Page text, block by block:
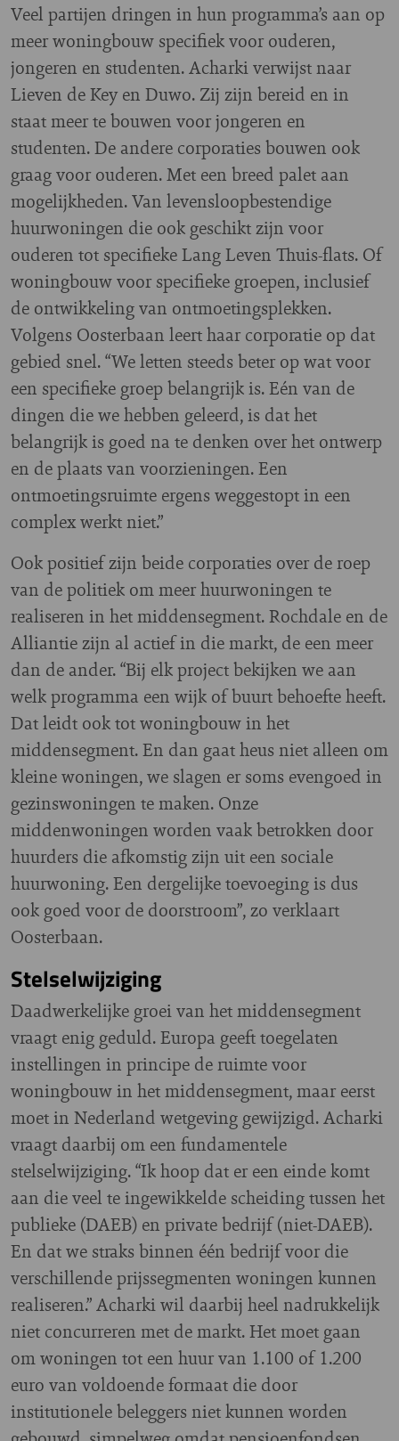
Veel partijen dringen in hun programma’s aan op
meer woningbouw specifiek voor ouderen,
jongeren en studenten. Acharki verwijst naar
Lieven de Key en Duwo. Zij zijn bereid en in
staat meer te bouwen voor jongeren en
studenten. De andere corporaties bouwen ook
graag voor ouderen. Met een breed palet aan
mogelijkheden. Van levensloopbestendige
huurwoningen die ook geschikt zijn voor
ouderen tot specifieke Lang Leven Thuis-flats. Of
woningbouw voor specifieke groepen, inclusief
de ontwikkeling van ontmoetingsplekken.
Volgens Oosterbaan leert haar corporatie op dat
gebied snel. “We letten steeds beter op wat voor
een specifieke groep belangrijk is. Eén van de
dingen die we hebben geleerd, is dat het
belangrijk is goed na te denken over het ontwerp
en de plaats van voorzieningen. Een
ontmoetingsruimte ergens weggestopt in een
complex werkt niet.”
Ook positief zijn beide corporaties over de roep
van de politiek om meer huurwoningen te
realiseren in het middensegment. Rochdale en de
Alliantie zijn al actief in die markt, de een meer
dan de ander. “Bij elk project bekijken we aan
welk programma een wijk of buurt behoefte heeft.
Dat leidt ook tot woningbouw in het
middensegment. En dan gaat heus niet alleen om
kleine woningen, we slagen er soms evengoed in
gezinswoningen te maken. Onze
middenwoningen worden vaak betrokken door
huurders die afkomstig zijn uit een sociale
huurwoning. Een dergelijke toevoeging is dus
ook goed voor de doorstroom”, zo verklaart
Oosterbaan.
Stelselwijziging
Daadwerkelijke groei van het middensegment
vraagt enig geduld. Europa geeft toegelaten
instellingen in principe de ruimte voor
woningbouw in het middensegment, maar eerst
moet in Nederland wetgeving gewijzigd. Acharki
vraagt daarbij om een fundamentele
stelselwijziging. “Ik hoop dat er een einde komt
aan die veel te ingewikkelde scheiding tussen het
publieke (DAEB) en private bedrijf (niet-DAEB).
En dat we straks binnen één bedrijf voor die
verschillende prijssegmenten woningen kunnen
realiseren.” Acharki wil daarbij heel nadrukkelijk
niet concurreren met de markt. Het moet gaan
om woningen tot een huur van 1.100 of 1.200
euro van voldoende formaat die door
institutionele beleggers niet kunnen worden